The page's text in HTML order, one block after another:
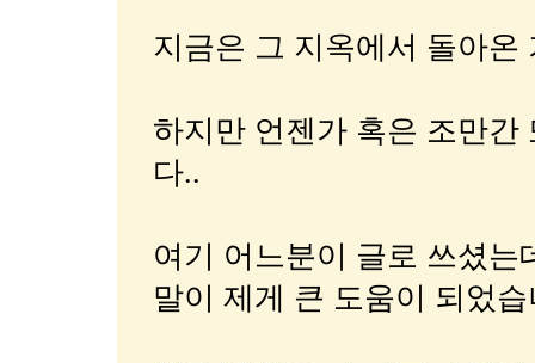
지금은 그 지옥에서 돌아온
하지만 언젠가 혹은 조만간
다..
여기 어느분이 글로 쓰셨
말이 제게 큰 도움이 되었